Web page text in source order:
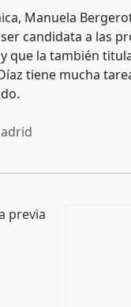
Manuela
candidata a las
que la también
tiene mucha